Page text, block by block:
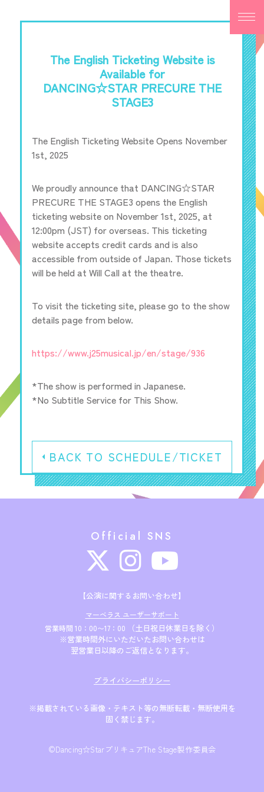
The English Ticketing Website is
Available for
DANCING☆STAR PRECURE THE
STAGE3
The English Ticketing Website Opens November
1st, 2025
We proudly announce that DANCING☆STAR
PRECURE THE STAGE3 opens the English
ticketing website on November 1st, 2025, at
12:00pm (JST) for overseas. This ticketing
website accepts credit cards and is also
accessible from outside of Japan. Those tickets
will be held at Will Call at the theatre.
To visit the ticketing site, please go to the show
details page from below.
https://www.j25musical.jp/en/stage/936
*The show is performed in Japanese.
*No Subtitle Service for This Show.
BACK TO SCHEDULE/TICKET
Official SNS
【公演に関するお問い合わせ】
マーベラス ユーザーサポート
営業時間 10：00〜17：00
（土日祝日休業日を除く）
※営業時間外にいただいたお問い合わせは
翌営業日以降のご返信となります。
プライバシーポリシー
※掲載されている画像・テキスト等の無断転載・無断使用を
固く禁じます。
©Dancing☆StarプリキュアThe Stage製作委員会